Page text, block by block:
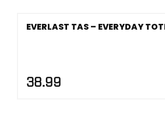
EVERLAST TAS – EVERYDAY
38.99